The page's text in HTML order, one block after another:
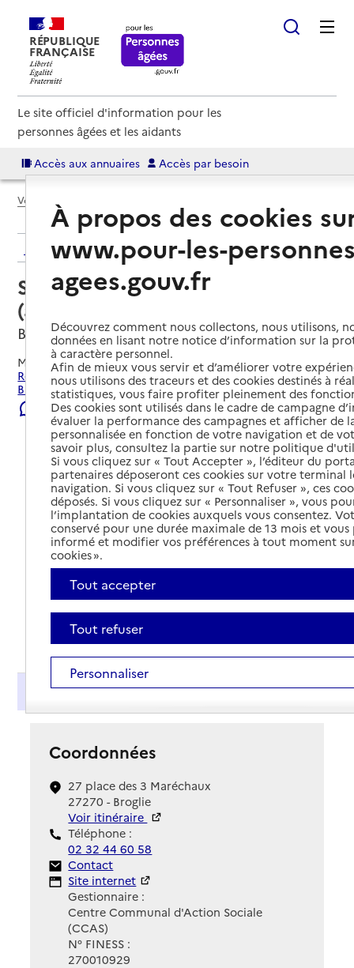
RÉPUBLIQUE
FRANÇAISE
Le site officiel d'information pour les
personnes âgées et les aidants
Accès aux annuaires Accès par besoin
Voir le fil d’Ariane
Retour aux résultats de l'annuaire
Service autonomie à domicile
(aide) – Services du CCAS
Broglie, EURE
Mis à jour le22/07/2026
Rechercher les établissements et services autour de
Broglie.
Signaler une erreur
Présentation
Coordonnées
27 place des 3 Maréchaux
27270 - Broglie
Voir itinéraire
Téléphone :
02 32 44 60 58
Contact
Contact
Site Internet
Site internet
Gestionnaire :
Centre Communal d'Action Sociale
(CCAS)
N° FINESS :
270010929
À propos des cookies
www.pour-les-
agees.gouv.fr
Découvrez comment nous collectons, nous utilisons,
données en lisant notre notice d’information sur la
à caractère personnel.
Afin de mieux vous servir et d’améliorer votre
nous utilisons des traceurs et des cookies destinés à
statistiques, vous faire profiter pleinement des
Des cookies sont utilisés dans le cadre de campagne
évaluer la performance des campagnes et afficher de
personnalisée en fonction de votre navigation et de
savoir plus, consultez la partie sur notre politique
Si vous cliquez sur « Tout Accepter », l’éditeur du
partenaires déposeront ces cookies sur votre terminal
navigation. Si vous cliquez sur « Tout Refuser », ces
déposés. Si vous cliquez sur « Personnaliser », vous
l’implantation de cookies auxquels vous consentez.
conservé pour une durée maximale de 13 mois et
informé et modifier vos préférences à tout moment
cookies ».
Tout accepter
Tout refuser
Personnaliser